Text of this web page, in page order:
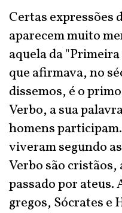
Certas expressões
aparecem muito
aquela da
que afirmava, no
dissemos, é o
Verbo, a sua
homens
viveram segundo
Verbo são
passado por ateus.
gregos, Sócrates e